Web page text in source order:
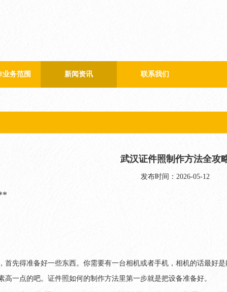
业务范围 新闻资讯 联系我们
武汉证件照制作方法全攻
发布时间：2026-05-12
首先得准备好一些东西。你需要有一台相机或者手机，相机的话最好
高一点的吧。证件照如何的制作方法里第一步就是把设备准备好。